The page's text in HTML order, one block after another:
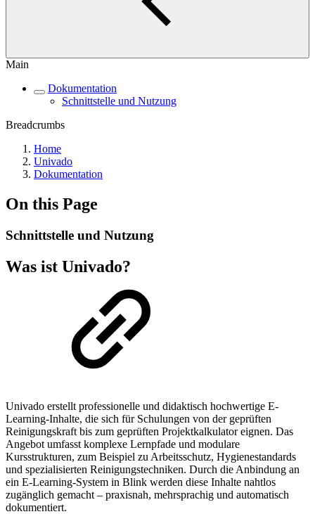
Main
Dokumentation
Schnittstelle und Nutzung
Breadcrumbs
Home
Univado
Dokumentation
On this Page
Schnittstelle und Nutzung
Was ist Univado?
Univado erstellt professionelle und didaktisch hochwertige E-
Learning-Inhalte, die sich für Schulungen von der geprüften
Reinigungskraft bis zum geprüften Projektkalkulator eignen. Das
Angebot umfasst komplexe Lernpfade und modulare
Kursstrukturen, zum Beispiel zu Arbeitsschutz, Hygienestandards
und spezialisierten Reinigungstechniken. Durch die Anbindung an
ein E-Learning-System in Blink werden diese Inhalte nahtlos
zugänglich gemacht – praxisnah, mehrsprachig und automatisch
dokumentiert.